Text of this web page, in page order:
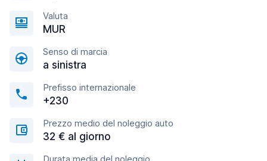
Valuta
MUR
Senso di marcia
a sinistra
Prefisso internazionale
+230
Prezzo medio del noleggio auto
32 € al giorno